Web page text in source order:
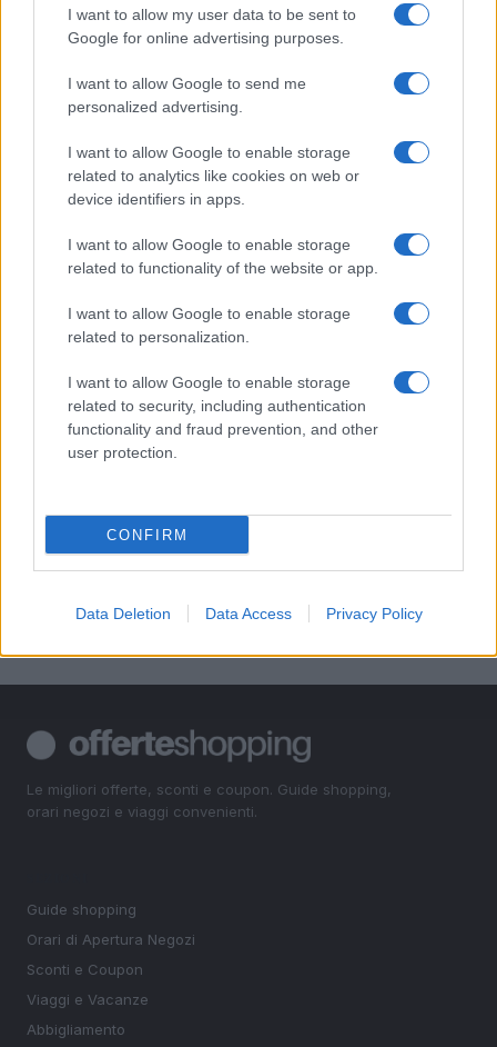
I want to allow my user data to be sent to
Google for online advertising purposes.
I want to allow Google to send me
personalized advertising.
I want to allow Google to enable storage
related to analytics like cookies on web or
device identifiers in apps.
I want to allow Google to enable storage
related to functionality of the website or app.
I want to allow Google to enable storage
related to personalization.
I want to allow Google to enable storage
related to security, including authentication
functionality and fraud prevention, and other
user protection.
CONFIRM
Data Deletion Data Access Privacy Policy
TOP IN TREVISO
Centro Commerciale I Giardini del Sole
Expert Castelfranco Veneto
4 Parco Commerciale “Shopping Day”
5 Euronics Point di Vittorio Veneto
Le migliori offerte, sconti e coupon. Guide shopping,
orari negozi e viaggi convenienti.
Guide shopping
Orari di Apertura Negozi
Sconti e Coupon
Viaggi e Vacanze
Abbigliamento